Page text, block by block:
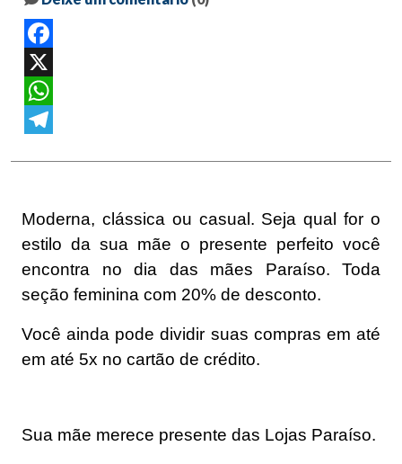
Facebook
X
WhatsApp
Moderna, clássica ou casual. Seja qual for o
estilo da sua mãe o presente perfeito você
encontra no dia das mães Paraíso. Toda
seção feminina com 20% de desconto.
Você ainda pode dividir suas compras em até
em até 5x no cartão de crédito.
Sua mãe merece presente das Lojas Paraíso.